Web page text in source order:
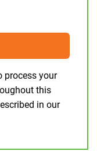
process your
this
in our